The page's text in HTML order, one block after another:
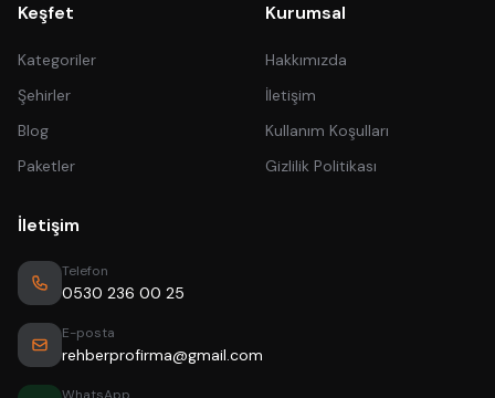
Keşfet
Kategoriler
Şehirler
Blog
Paketler
Kurumsal
Hakkımızda
İletişim
Kullanım Koşulları
Gizlilik Politikası
İletişim
Telefon
0530 236 00 25
E-posta
rehberprofirma@gmail.com